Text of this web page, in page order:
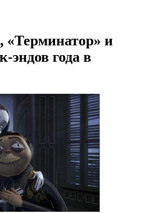
«Терминатор» и
эндов года в